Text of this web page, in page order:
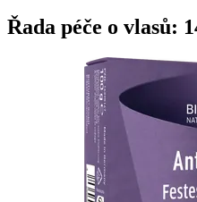
Řada péče o vlasů: